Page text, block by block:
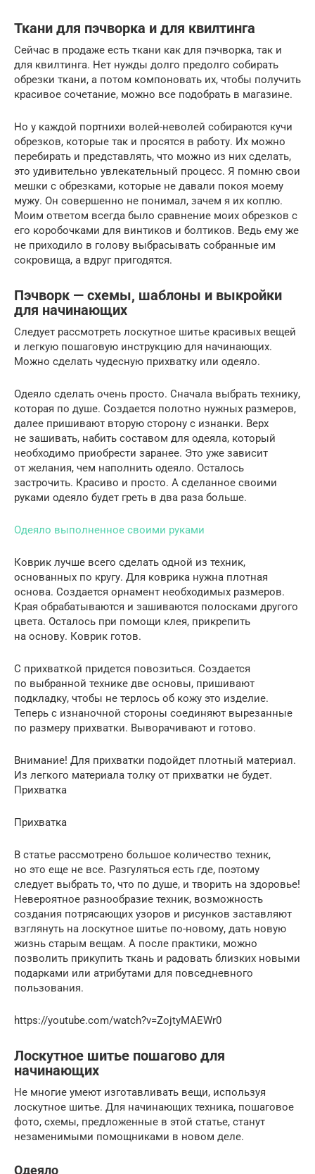
Ткани для пэчворка и для квилтинга
Сейчас в продаже есть ткани как для пэчворка, так и
для квилтинга. Нет нужды долго предолго собирать
обрезки ткани, а потом компоновать их, чтобы получить
красивое сочетание, можно все подобрать в магазине.
Но у каждой портнихи волей-неволей собираются кучи
обрезков, которые так и просятся в работу. Их можно
перебирать и представлять, что можно из них сделать,
это удивительно увлекательный процесс. Я помню свои
мешки с обрезками, которые не давали покоя моему
мужу. Он совершенно не понимал, зачем я их коплю.
Моим ответом всегда было сравнение моих обрезков с
его коробочками для винтиков и болтиков. Ведь ему же
не приходило в голову выбрасывать собранные им
сокровища, а вдруг пригодятся.
Пэчворк — схемы, шаблоны и выкройки
для начинающих
Следует рассмотреть лоскутное шитье красивых вещей
и легкую пошаговую инструкцию для начинающих.
Можно сделать чудесную прихватку или одеяло.
Одеяло сделать очень просто. Сначала выбрать технику,
которая по душе. Создается полотно нужных размеров,
далее пришивают вторую сторону с изнанки. Верх
не зашивать, набить составом для одеяла, который
необходимо приобрести заранее. Это уже зависит
от желания, чем наполнить одеяло. Осталось
застрочить. Красиво и просто. А сделанное своими
руками одеяло будет греть в два раза больше.
Одеяло выполненное своими руками
Коврик лучше всего сделать одной из техник,
основанных по кругу. Для коврика нужна плотная
основа. Создается орнамент необходимых размеров.
Края обрабатываются и зашиваются полосками другого
цвета. Осталось при помощи клея, прикрепить
на основу. Коврик готов.
С прихваткой придется повозиться. Создается
по выбранной технике две основы, пришивают
подкладку, чтобы не терлось об кожу это изделие.
Теперь с изнаночной стороны соединяют вырезанные
по размеру прихватки. Выворачивают и готово.
Внимание! Для прихватки подойдет плотный материал.
Из легкого материала толку от прихватки не будет.
Прихватка
Прихватка
В статье рассмотрено большое количество техник,
но это еще не все. Разгуляться есть где, поэтому
следует выбрать то, что по душе, и творить на здоровье!
Невероятное разнообразие техник, возможность
создания потрясающих узоров и рисунков заставляют
взглянуть на лоскутное шитье по-новому, дать новую
жизнь старым вещам. А после практики, можно
позволить прикупить ткань и радовать близких новыми
подарками или атрибутами для повседневного
пользования.
https://youtube.com/watch?v=ZojtyMAEWr0
Лоскутное шитье пошагово для
начинающих
Не многие умеют изготавливать вещи, используя
лоскутное шитье. Для начинающих техника, пошаговое
фото, схемы, предложенные в этой статье, станут
незаменимыми помощниками в новом деле.
Одеяло